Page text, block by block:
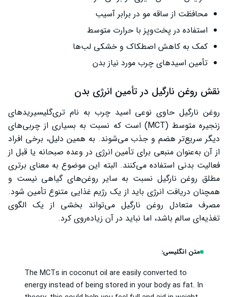
محافظت از ساقه مو در برابر آسیب
استفاده در پخت‌وپز با حرارت متوسط
کمک به کاهش اصطکاک و خشکی لب‌ها
تأمین اسیدهای چرب مورد نیاز بدن
نقش روغن نارگیل در تأمین انرژی بدن
روغن نارگیل حاوی نوعی اسید چرب به نام تری‌گلیسیریدهای
زنجیره متوسط (MCT) است که نسبت به بسیاری از چربی‌های
دیگر سریع‌تر هضم و جذب می‌شوند. به همین دلیل، برخی افراد
از آن به‌عنوان منبعی برای تأمین انرژی در وعده صبحانه یا قبل از
فعالیت بدنی استفاده می‌کنند. البته این موضوع به معنای برتری
مطلق روغن نارگیل نسبت به سایر روغن‌های گیاهی نیست و
همچنان دریافت انرژی باید از یک رژیم غذایی متنوع تأمین شود.
مصرف متعادل روغن نارگیل می‌تواند بخشی از یک الگوی
تغذیه‌ای سالم باشد، اما نباید در آن زیاده‌روی کرد.
متن انگلیسی:
The MCTs in coconut oil are easily converted to
energy instead of being stored in your body as fat. In